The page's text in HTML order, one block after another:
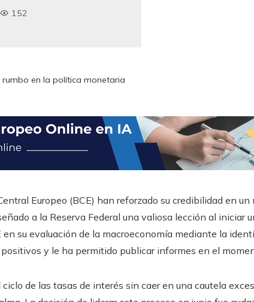
152
en la política monetaria
Europeo (BCE) han reforzado su credibilidad en
a la Reserva Federal una valiosa lección al iniciar
su evaluación de la macroeconomía mediante la
y le ha permitido publicar informes en el
de las tasas de interés sin caer en una cautela